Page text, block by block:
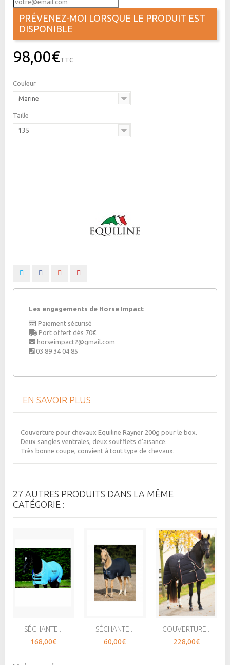
PRÉVENEZ-MOI LORSQUE LE PRODUIT EST
DISPONIBLE
98,00€TTC
Couleur
Marine
Taille
135
Les engagements de Horse Impact
Paiement sécurisé
Port offert dès 70€
horseimpact2@gmail.com
03 89 34 04 85
EN SAVOIR PLUS
Couverture pour chevaux Equiline Rayner 200g pour le box.
Deux sangles ventrales, deux soufflets d'aisance.
Très bonne coupe, convient à tout type de chevaux.
27 AUTRES PRODUITS DANS LA MÊME
CATÉGORIE :
SÉCHANTE...
168,00€
SÉCHANTE...
60,00€
COUVERTURE...
228,00€